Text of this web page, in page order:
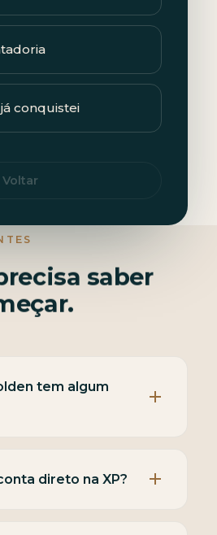
conquistei
Voltar
saber
tem algum
direto na XP?